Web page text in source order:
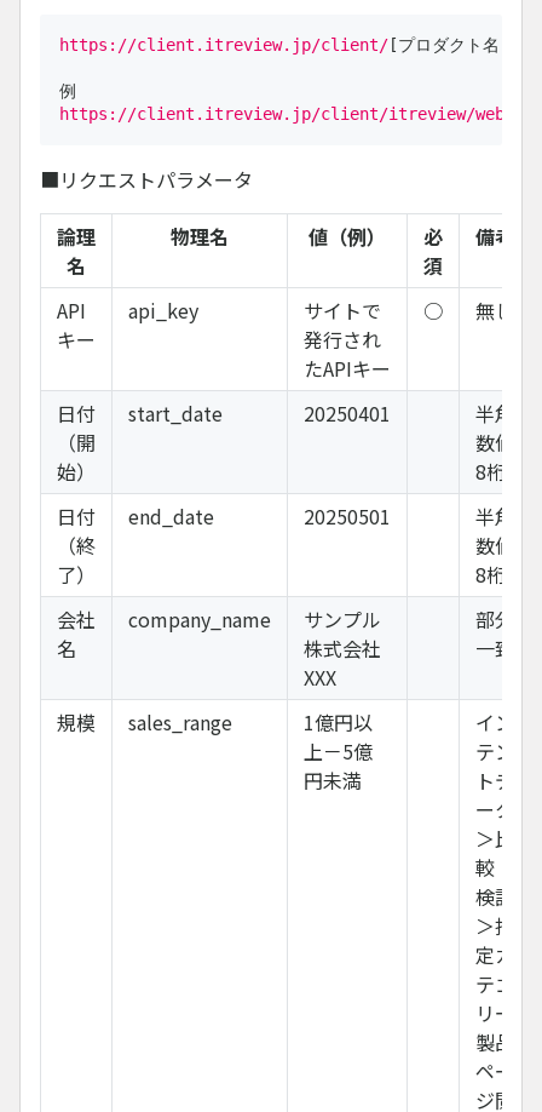
https://client.itreview.jp/client/ [プロダクト名]/
https://client.itreview.jp/client/itreview/web_api/
■リクエストパラメータ
論理
名
物理名 値（例）
必
須
備考
API
キー
api_key
サイトで
発行され
たAPIキー
○ 無し
日付
（開
始）
start_date 20250401
半角
数値
8桁
日付
（終
了）
end_date 20250501
半角
数値
8桁
会社
名
company_name
サンプル
株式会社
XXX
部分
一致
規模 sales_range
1億円以
上－5億
円未満
イン
テン
トデ
ータ
＞比
較・
検討
＞指
定カ
テゴ
リー
製品
ペー
ジ閲